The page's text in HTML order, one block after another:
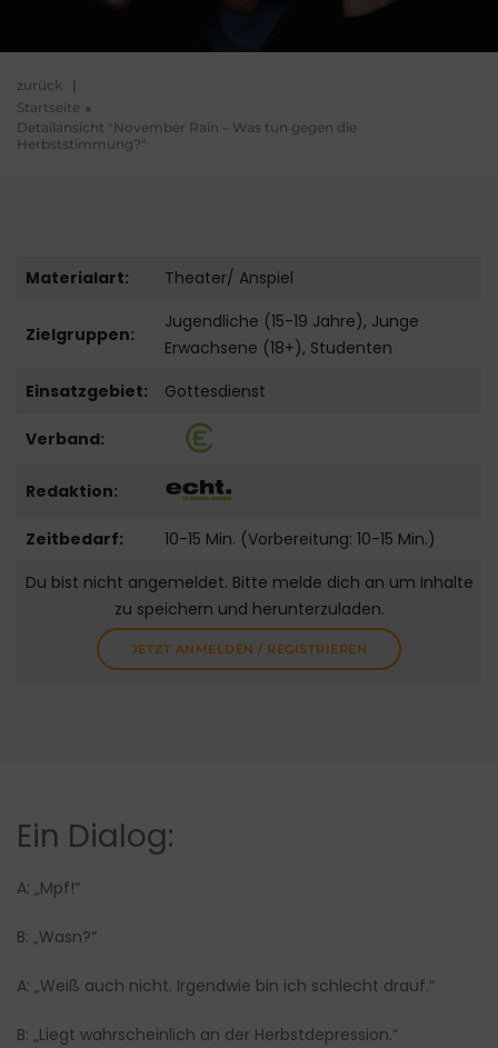
zurück |
Startseite
Detailansicht "November Rain – Was tun gegen die
Herbststimmung?"
Materialart: Theater/ Anspiel
Zielgruppen:
Jugendliche (15-19 Jahre), Junge
Erwachsene (18+), Studenten
Einsatzgebiet:
Gottesdienst
Verband:
Redaktion:
Zeitbedarf:
10-15 Min. (Vorbereitung: 10-15 Min.)
Du bist nicht angemeldet. Bitte melde dich an um Inhalte
zu speichern und herunterzuladen.
JETZT ANMELDEN / REGISTRIEREN
Ein Dialog:
A: „Mpf!“
B: „Wasn?“
A: „Weiß auch nicht. Irgendwie bin ich schlecht drauf.“
B: „Liegt wahrscheinlich an der Herbstdepression.“